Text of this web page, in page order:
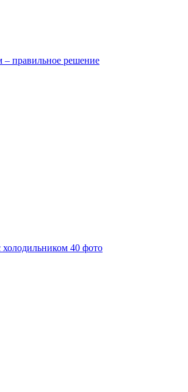
– правильное решение
40 фото